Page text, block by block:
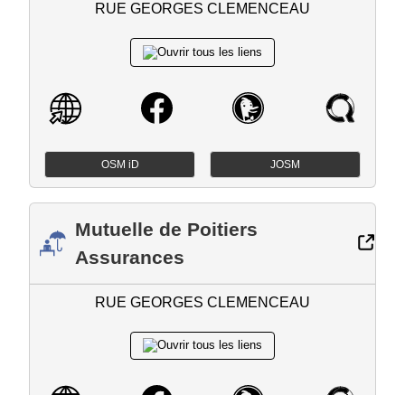
RUE GEORGES CLEMENCEAU
OSM iD JOSM
Mutuelle de Poitiers
Assurances
RUE GEORGES CLEMENCEAU